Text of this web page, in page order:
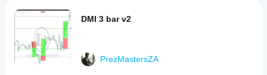
DMI 3 bar v2
PrezMastersZA